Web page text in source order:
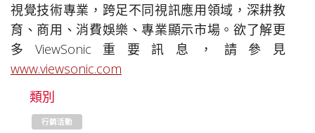
視覺技術專業，跨足不同視訊應用領域，深耕教
育、商用、消費娛樂、專業顯示市場。欲了解更
多ViewSonic重要訊息，請參見
www.viewsonic.com
類別
行銷活動